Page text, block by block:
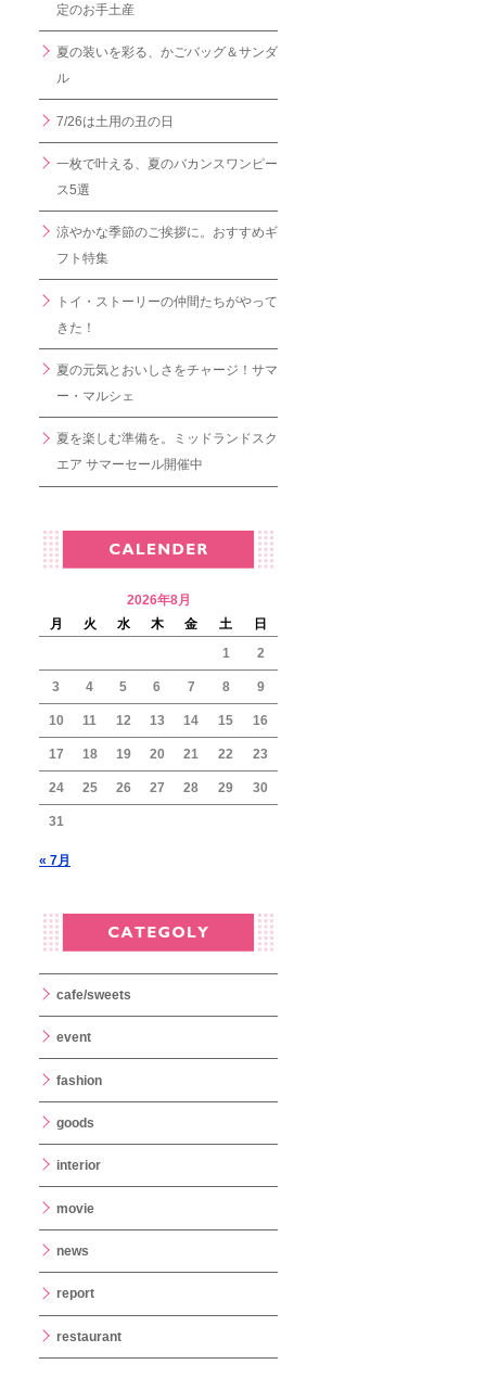
定のお手土産
夏の装いを彩る、かごバッグ＆サンダ
ル
7/26は土用の丑の日
一枚で叶える、夏のバカンスワンピー
ス5選
涼やかな季節のご挨拶に。おすすめギ
フト特集
トイ・ストーリーの仲間たちがやって
きた！
夏の元気とおいしさをチャージ！サマ
ー・マルシェ
夏を楽しむ準備を。ミッドランドスク
エア サマーセール開催中
2026年8月
月
火 水 木 金 土
日
1
2
3 4 5 6 7 8 9
10 11 12 13 14 15 16
17 18 19 20 21 22 23
24 25 26 27 28 29 30
31
« 7月
cafe/sweets
event
fashion
goods
interior
movie
news
report
restaurant